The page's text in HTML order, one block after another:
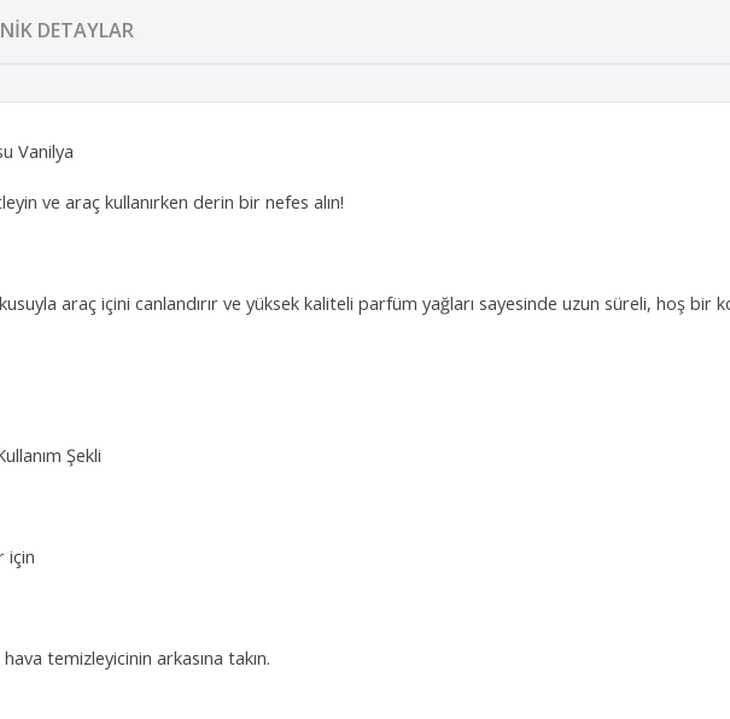
DETAYLAR
Vanilya
ve araç kullanırken derin bir nefes alın!
araç içini canlandırır ve yüksek kaliteli parfüm yağları sayesinde uzun süreli, hoş bir
Şekli
için
temizleyicinin arkasına takın.